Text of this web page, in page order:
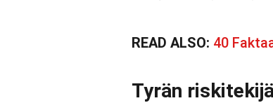
READ ALSO: 40
Tyrän